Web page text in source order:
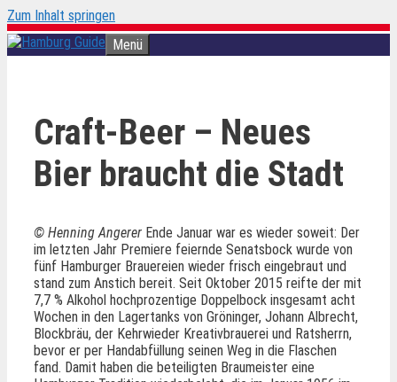
Zum Inhalt springen
Menü
Craft-Beer – Neues
Bier braucht die Stadt
© Henning Angerer Ende Januar war es wieder soweit: Der
im letzten Jahr Premiere feiernde Senatsbock wurde von
fünf Hamburger Brauereien wieder frisch eingebraut und
stand zum Anstich bereit. Seit Oktober 2015 reifte der mit
7,7 % Alkohol hochprozentige Doppelbock insgesamt acht
Wochen in den Lagertanks von Gröninger, Johann Albrecht,
Blockbräu, der Kehrwieder Kreativbrauerei und Ratsherrn,
bevor er per Handabfüllung seinen Weg in die Flaschen
fand. Damit haben die beteiligten Braumeister eine